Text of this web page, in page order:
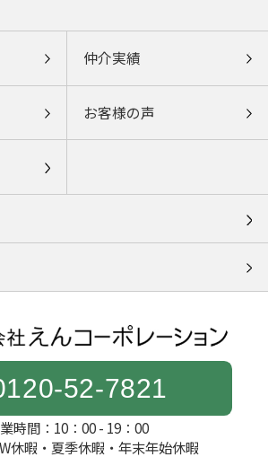
仲介実績
お客様の声
52-7821
時間：10：00 - 19：00
休暇・夏季休暇・年末年始休暇